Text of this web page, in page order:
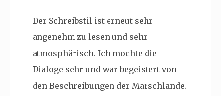
Der Schreibstil ist erneut sehr
angenehm zu lesen und sehr
atmosphärisch. Ich mochte die
Dialoge sehr und war begeistert von
den Beschreibungen der Marschlande.